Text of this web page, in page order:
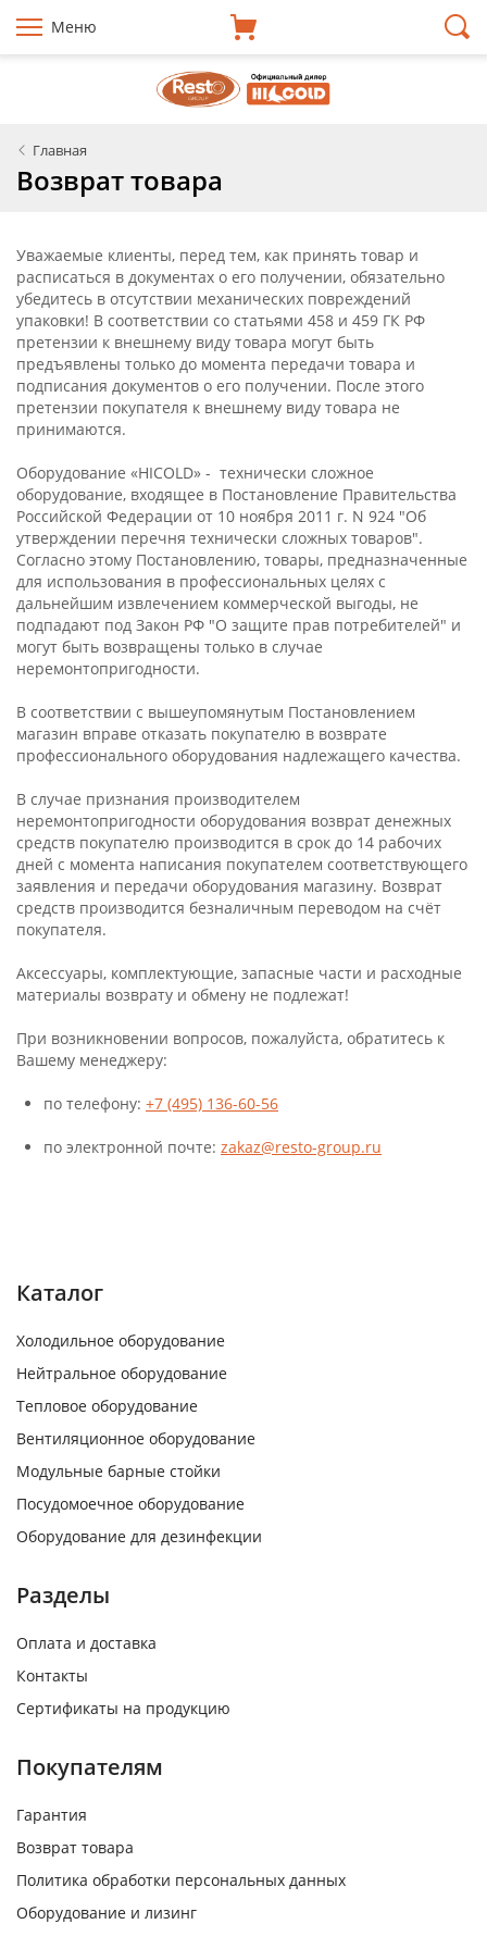
Меню
Главная
Возврат товара
Уважаемые клиенты, перед тем, как принять товар и
расписаться в документах о его получении, обязательно
убедитесь в отсутствии механических повреждений
упаковки! В соответствии со статьями 458 и 459 ГК РФ
претензии к внешнему виду товара могут быть
предъявлены только до момента передачи товара и
подписания документов о его получении. После этого
претензии покупателя к внешнему виду товара не
принимаются.
Оборудование «HICOLD» - технически сложное
оборудование, входящее в Постановление Правительства
Российской Федерации от 10 ноября 2011 г. N 924 "Об
утверждении перечня технически сложных товаров".
Согласно этому Постановлению, товары, предназначенные
для использования в профессиональных целях с
дальнейшим извлечением коммерческой выгоды, не
подпадают под Закон РФ "О защите прав потребителей" и
могут быть возвращены только в случае
неремонтопригодности.
В соответствии с вышеупомянутым Постановлением
магазин вправе отказать покупателю в возврате
профессионального оборудования надлежащего качества.
В случае признания производителем
неремонтопригодности оборудования возврат денежных
средств покупателю производится в срок до 14 рабочих
дней с момента написания покупателем соответствующего
заявления и передачи оборудования магазину. Возврат
средств производится безналичным переводом на счёт
покупателя.
Аксессуары, комплектующие, запасные части и расходные
материалы возврату и обмену не подлежат!
При возникновении вопросов, пожалуйста, обратитесь к
Вашему менеджеру:
по телефону: +7 (495) 136-60-56
по электронной почте: zakaz@resto-group.ru
Каталог
Холодильное оборудование
Нейтральное оборудование
Тепловое оборудование
Вентиляционное оборудование
Модульные барные стойки
Посудомоечное оборудование
Оборудование для дезинфекции
Разделы
Оплата и доставка
Контакты
Сертификаты на продукцию
Покупателям
Гарантия
Возврат товара
Политика обработки персональных данных
Оборудование и лизинг